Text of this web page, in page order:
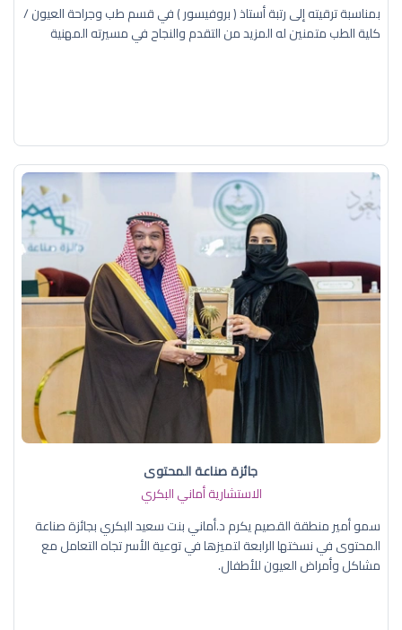
بمناسبة ترقيته إلى رتبة أستاذ ( بروفيسور ) في قسم طب وجراحة العيون /
كلية الطب متمنين له المزيد من التقدم والنجاح في مسيرته المهنية
جائزة صناعة المحتوى
الاستشارية أماني البكري
سمو أمير منطقة القصيم يكرم د.أماني بنت سعيد البكري بجائزة صناعة
المحتوى في نسختها الرابعة لتميزها في توعية الأسر تجاه التعامل مع
مشاكل وأمراض العيون للأطفال.